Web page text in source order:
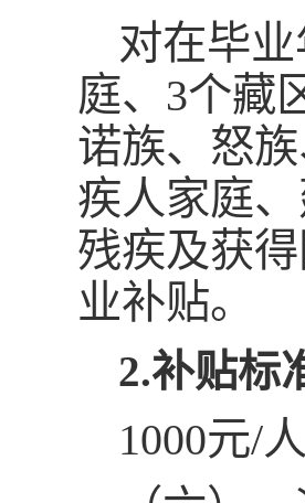
对在毕
庭、3个藏
诺族、怒
疾人家庭
残疾及获
业补贴。
2.补贴标
1000元/